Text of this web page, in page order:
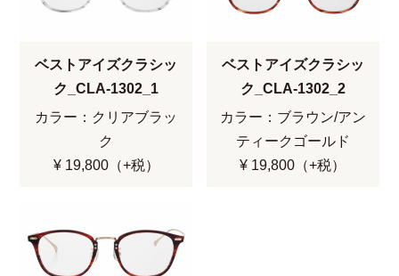
ベストアイズクラシッ
ク_CLA-1302_1
カラー：クリアブラッ
ク
¥ 19,800（+税）
ベストアイズクラシッ
ク_CLA-1302_2
カラー：ブラウン/アン
ティークゴールド
¥ 19,800（+税）